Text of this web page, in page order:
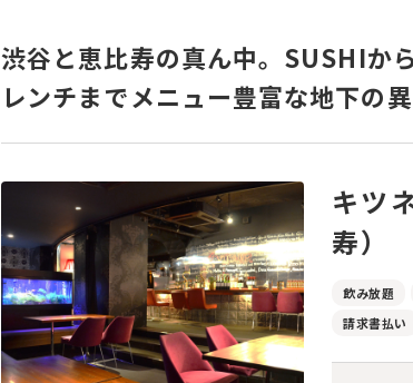
渋谷と恵比寿の真ん中。SUSHIか
レンチまでメニュー豊富な地下の
キツ
寿）
飲み放題
請求書払い